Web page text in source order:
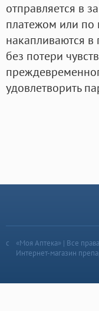
отправляется в
платежом или по
накапливаются в
без потери
удовлетворить
«Моя Аптека» | Все
Интернет-магазин